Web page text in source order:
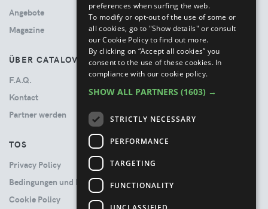
Angebote
Magazine
ÜBER CATALOVE
F.A.Q.
Kontact
Partner werden
TOS
Privacy Policy
Bedingungen und Konditionen
Cookie Policy
preferences when surfing the web.
To modify or opt-out of the use of some or
all cookies, go to "Show details" or consult
our Cookie Policy to find out more.
By clicking on “Accept all cookies” you
consent to the use of these cookies. In
compliance with our cookie policy.
SHOW ALL PARTNERS (1603) →
STRICTLY NECESSARY
PERFORMANCE
TARGETING
FUNCTIONALITY